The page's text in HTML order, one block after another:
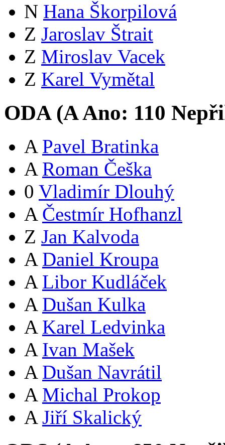
N Hana Škorpilová
Z Jaroslav Štrait
Z Miroslav Vacek
Z Karel Vymětal
ODA (AAno: 110
A Pavel Bratinka
A Roman Češka
0 Vladimír Dlouhý
A Čestmír Hofhanzl
Z Jan Kalvoda
A Daniel Kroupa
A Libor Kudláček
A Dušan Kulka
A Karel Ledvinka
A Ivan Mašek
A Dušan Navrátil
A Michal Prokop
A Jiří Skalický